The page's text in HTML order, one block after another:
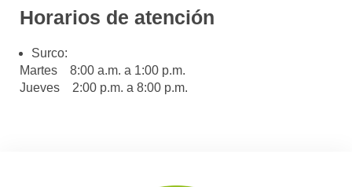
Horarios de atención
Surco:
Martes
8:00 a.m. a 1:00 p.m.
Jueves 2:00 p.m. a 8:00 p.m.